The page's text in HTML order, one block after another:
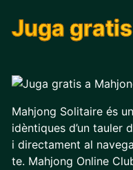
Juga
Mahjong Solitaire és
idèntiques d’un tauler
i directament al
te. Mahjong Online